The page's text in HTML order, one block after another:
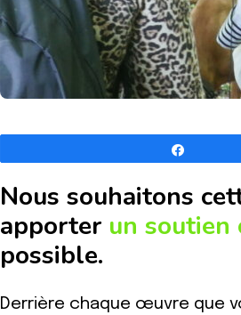
Nous souhaitons
apporter un soutien
possible.
Derrière chaque œuvre que